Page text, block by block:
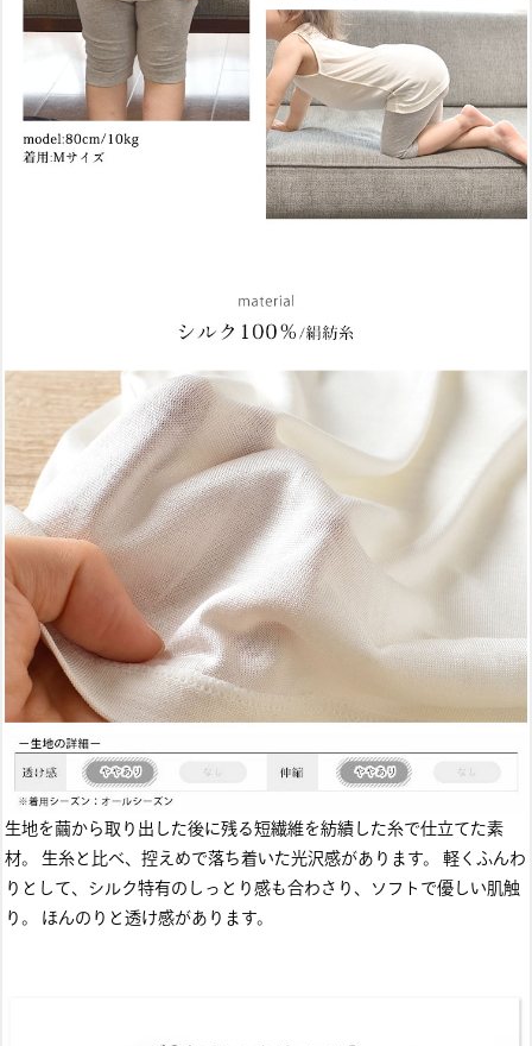
生地を繭から取り出した後に残る短繊維を紡績した糸で仕立てた素
材。 生糸と比べ、控えめで落ち着いた光沢感があります。 軽くふんわ
りとして、シルク特有のしっとり感も合わさり、ソフトで優しい肌触
り。 ほんのりと透け感があります。